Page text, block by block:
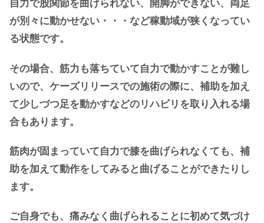
自力で股関節を曲げられない、開脚ができない、両足
が別々に動かせない・・・など稼動域が狭くなってい
る状態です。
その場合、筋力も落ちていて自力で動かすことが難し
いので、ケーズリリースでの施術の際に、補助を加え
て少しづつ足を動かすなどのリハビリを取り入れる場
合もあります。
筋肉が固まっていて自力で膝を曲げられなくても、補
助を加えて動作をしてみると曲げることができたりし
ます。
ご自身でも、痛みなく曲げられることに初めて気づけ